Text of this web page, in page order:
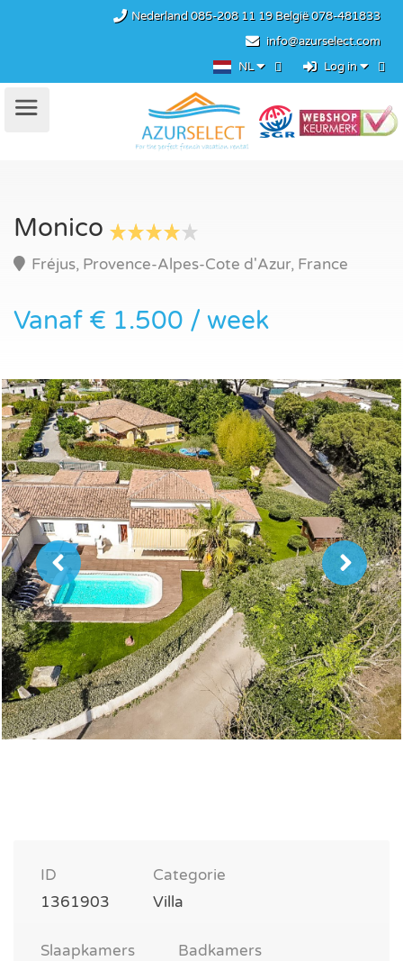
Nederland085-208 11 19België078-481833
info@azurselect.com
NL
Log in
Monico
Fréjus, Provence-Alpes-Cote d'Azur, France
Vanaf € 1.500 / week
ID
1361903
Categorie
Villa
Slaapkamers
Badkamers